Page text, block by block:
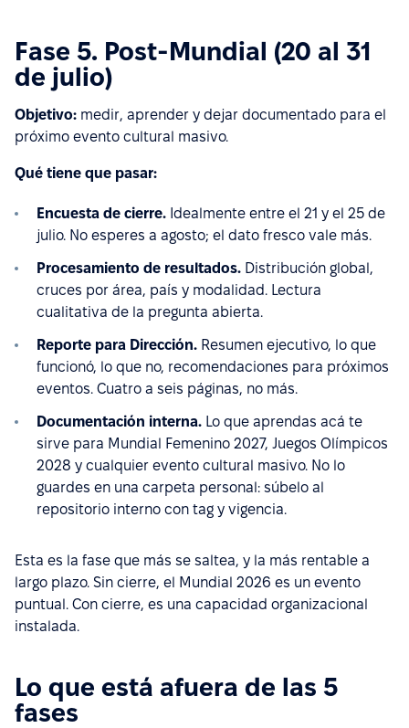
Fase 5. Post-Mundial (20 al 31
de julio)
Objetivo: medir, aprender y dejar documentado para el
próximo evento cultural masivo.
Qué tiene que pasar:
Encuesta de cierre. Idealmente entre el 21 y el 25 de
julio. No esperes a agosto; el dato fresco vale más.
Procesamiento de resultados. Distribución global,
cruces por área, país y modalidad. Lectura
cualitativa de la pregunta abierta.
Reporte para Dirección. Resumen ejecutivo, lo que
funcionó, lo que no, recomendaciones para próximos
eventos. Cuatro a seis páginas, no más.
Documentación interna. Lo que aprendas acá te
sirve para Mundial Femenino 2027, Juegos Olímpicos
2028 y cualquier evento cultural masivo. No lo
guardes en una carpeta personal: súbelo al
repositorio interno con tag y vigencia.
Esta es la fase que más se saltea, y la más rentable a
largo plazo. Sin cierre, el Mundial 2026 es un evento
puntual. Con cierre, es una capacidad organizacional
instalada.
Lo que está afuera de las 5
fases